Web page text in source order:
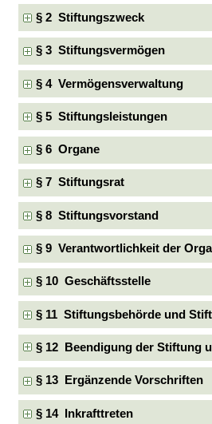
§ 2 Stiftungszweck
§ 3 Stiftungsvermögen
§ 4 Vermögensverwaltung
§ 5 Stiftungsleistungen
§ 6 Organe
§ 7 Stiftungsrat
§ 8 Stiftungsvorstand
§ 9 Verantwortlichkeit der
§ 10 Geschäftsstelle
§ 11 Stiftungsbehörde und
§ 12 Beendigung der Stiftung
§ 13 Ergänzende Vorschriften
§ 14 Inkrafttreten